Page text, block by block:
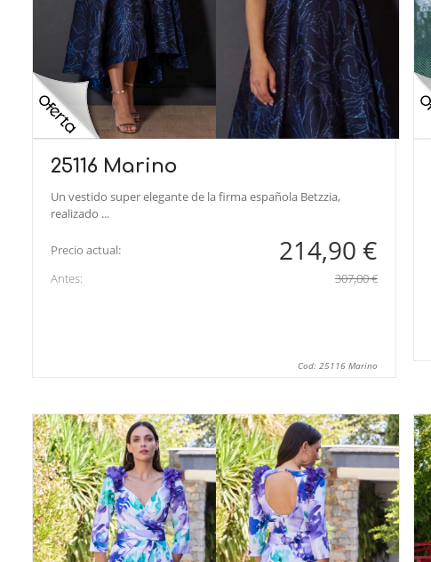
25116 Marino
Un vestido super elegante de la firma española Betzzia,
realizado ...
Precio actual: 214,90 €
Antes: 307,00 €
Cod: 25116 Marino